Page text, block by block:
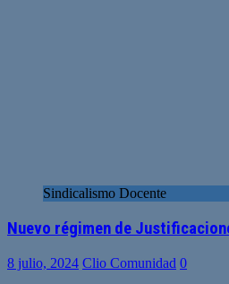
Sindicalismo Docente
Nuevo régimen de
8 julio, 2024 Clio Comunidad 0